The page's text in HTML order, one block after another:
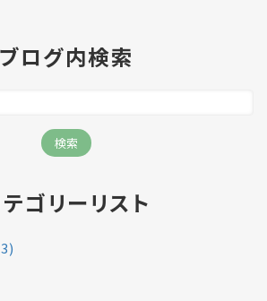
ブログ内検索
ゴリーリスト